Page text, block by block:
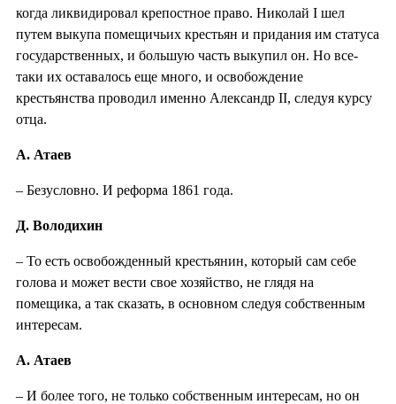
когда ликвидировал крепостное право. Николай I шел
путем выкупа помещичьих крестьян и придания им статуса
государственных, и большую часть выкупил он. Но все-
таки их оставалось еще много, и освобождение
крестьянства проводил именно Александр II, следуя курсу
отца.
А. Атаев
– Безусловно. И реформа 1861 года.
Д. Володихин
– То есть освобожденный крестьянин, который сам себе
голова и может вести свое хозяйство, не глядя на
помещика, а так сказать, в основном следуя собственным
интересам.
А. Атаев
– И более того, не только собственным интересам, но он